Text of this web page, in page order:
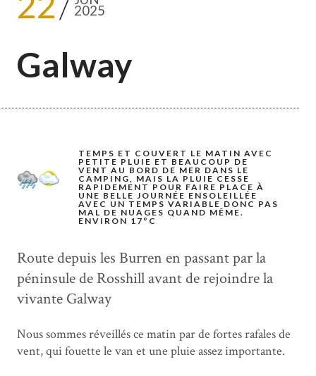
2025
Galway
TEMPS ET COUVERT LE MATIN AVEC
PETITE PLUIE ET BEAUCOUP DE
VENT AU BORD DE MER DANS LE
CAMPING, MAIS LA PLUIE CESSE
RAPIDEMENT POUR FAIRE PLACE À
UNE BELLE JOURNÉE ENSOLEILLÉE
AVEC UN TEMPS VARIABLE DONC PAS
MAL DE NUAGES QUAND MÊME.
ENVIRON 17°C
Route depuis les Burren en passant par la
péninsule de Rosshill avant de rejoindre la
vivante Galway
Nous sommes réveillés ce matin par de fortes rafales de
vent, qui fouette le van et une pluie assez importante.